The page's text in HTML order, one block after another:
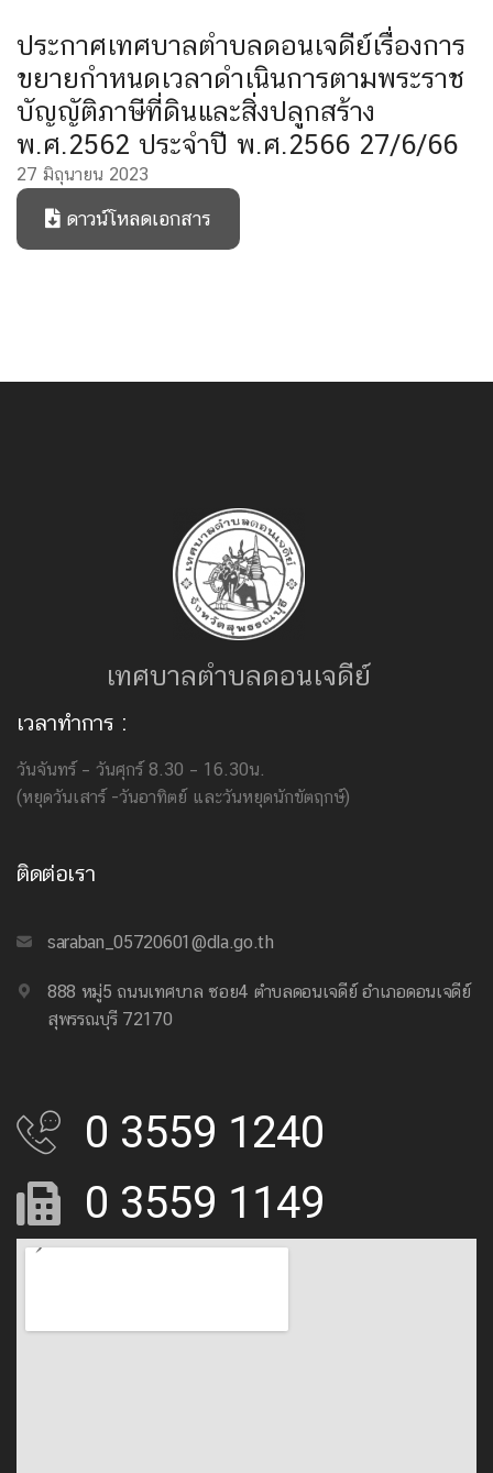
ประกาศเทศบาลตำบลดอนเจดีย์เรื่องการ
ขยายกำหนดเวลาดำเนินการตามพระราช
บัญญัติภาษีที่ดินและสิ่งปลูกสร้าง
พ.ศ.2562 ประจำปี พ.ศ.2566 27/6/66
27 มิถุนายน 2023
ดาวน์โหลดเอกสาร
เทศบาลตำบลดอนเจดีย์
เวลาทำการ :
วันจันทร์ – วันศุกร์ 8.30 – 16.30น.
(หยุดวันเสาร์ -วันอาทิตย์ และวันหยุดนักขัตฤกษ์)
ติดต่อเรา
saraban_05720601@dla.go.th
888 หมู่5 ถนนเทศบาล ซอย4 ตำบลดอนเจดีย์ อำเภอดอนเจดีย์
สุพรรณบุรี 72170
0 3559 1240
0 3559 1149